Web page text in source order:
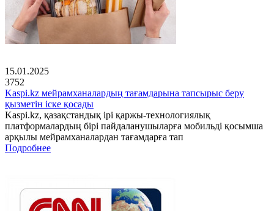
15.01.2025
3752
Kaspi.kz мейрамханалардың тағамдарына тапсырыс беру
қызметін іске қосады
Kaspi.kz, қазақстандық ірі қаржы-технологиялық
платформалардың бірі пайдаланушыларға мобильді қосымша
арқылы мейрамханалардан тағамдарға тап
Подробнее